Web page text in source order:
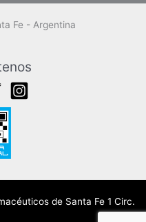
Fe - Argentina
de Santa Fe 1 Circ.